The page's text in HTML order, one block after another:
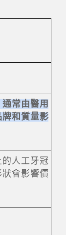
常由醫用
和質量影
人工牙冠
會影響價